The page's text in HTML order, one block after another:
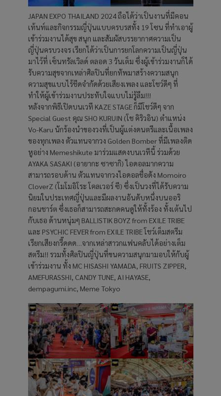
JAPAN EXPO THAILAND 2024 ถือได้ว่าเป็นงานที่มีคอน
เท้นท์และกิจกรรมญี่ปุ่นแบบครบรสทั้ง 19 โซน ที่ทำเอาผู้
เข้าร่วมงานได้สุข สนุก และสัมผัสบรรยากาศความเป็น
ญี่ปุ่นครบวงจร เรียกได้ว่าเป็นการยกโลกความเป็นญี่ปุ่น
มาไว้ที่ เซ็นทรัลเวิลด์ ตลอด 3 วันเต็ม ซึ่งผู้เข้าร่วมงานก็ได้
รับความสุขจากเหล่าศิลปินที่ยกทัพมาสร้างความสนุก
ความสุขแบบไร้ชีดจำกัดด้วยเสียงเพลง และโชว์ดีๆ ที่
ทำให้ผู้เข้าร่วมงานประทับใจแบบไม่รู้ลืม!!!
หลังจากพิธีเปิดบนเวที KAZE STAGE ก็มีโชว์ดีๆ จาก
Special Guest คุณ SHO KURUIN (โช คิริวอิน) ตำแหน่ง
Vo-Karu นักร้องนำของวงที่เป็นผู้แต่งดนตรีและเนื้อเพลง
ของทุกเพลง ตัวแทนจากวง Golden Bomber ที่มีเพลงติด
หูอย่าง Memeshikute มาร่วมแสดงบนเวทีนี้ ร่วมด้วย
AYAKA SASAKI (อายากะ ซาซากิ) ไอดอลมากความ
สามารถรอบด้าน ตัวแทนจากวงไอดอลชื่อดัง Momoiro
CloverZ (โมโมอิโระ โคลเวอร์ ซี) ซึ่งเป็นวงที่ได้รับความ
นิยมในประเทศญี่ปุ่นและมีผลงานอันดับหนึ่งบนออริ
กอนชาร์ต ซึ่งเธอก็สามารถสะกดคนดูให้ทั้งร้อง ทั้งเต้นไป
กับเธอ ด้านหนุ่มๆ BALLISTIK BOYZ from EXILE TRIBE
และ PSYCHIC FEVER from EXILE TRIBE โชว์เต็มสตรีม
เรียกเสียงกรี๊ดดด…จากเหล่าสาวกแฟนคลับได้อย่างเต็ม
สตรีม!! รวมทั้งศิลปินญี่ปุ่นที่ขนความสนุกมามอบให้กับผู้
เข้าร่วมงาน ทั้ง MC HISASHI YAMADA, FRUITS ZIPPER,
AMEFURASSHI, CANDY TUNE, AI HAYASE,
dempagumi.inc, Meme Tokyo